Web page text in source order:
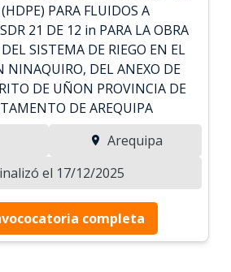
PARA FLUIDOS A
21 DE 12 in PARA LA OBRA
SISTEMA DE RIEGO EN EL
NINAQUIRO, DEL ANEXO DE
DE UÑON PROVINCIA DE
DE AREQUIPA
Arequipa
el 17/12/2025
completa